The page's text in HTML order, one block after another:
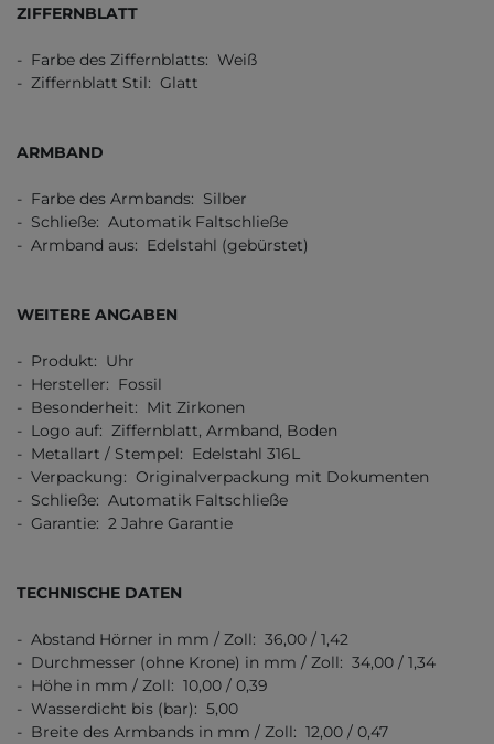
ZIFFERNBLATT
- Farbe des Ziffernblatts: Weiß
- Ziffernblatt Stil: Glatt
ARMBAND
- Farbe des Armbands: Silber
- Schließe: Automatik Faltschließe
- Armband aus: Edelstahl (gebürstet)
WEITERE ANGABEN
- Produkt: Uhr
- Hersteller: Fossil
- Besonderheit: Mit Zirkonen
- Logo auf: Ziffernblatt, Armband, Boden
- Metallart / Stempel: Edelstahl 316L
- Verpackung: Originalverpackung mit Dokumenten
- Schließe: Automatik Faltschließe
- Garantie: 2 Jahre Garantie
TECHNISCHE DATEN
- Abstand Hörner in mm / Zoll: 36,00 / 1,42
- Durchmesser (ohne Krone) in mm / Zoll: 34,00 / 1,34
- Höhe in mm / Zoll: 10,00 / 0,39
- Wasserdicht bis (bar): 5,00
- Breite des Armbands in mm / Zoll: 12,00 / 0,47